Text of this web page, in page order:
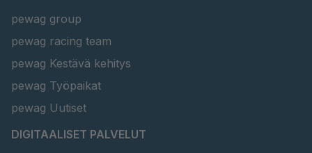
pewag group
pewag racing team
pewag Kestävä kehitys
pewag Työpaikat
pewag Uutiset
DIGITAALISET PALVELUT